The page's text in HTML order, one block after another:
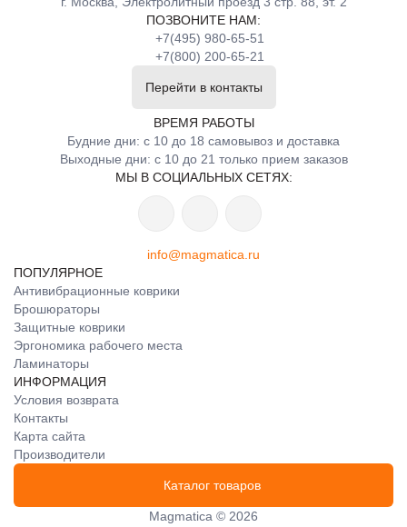
ПОЗВОНИТЕ НАМ:
+7(495) 980-65-51
+7(800) 200-65-21
Перейти в контакты
ВРЕМЯ РАБОТЫ
Будние дни: с 10 до 18 самовывоз и доставка
Выходные дни: с 10 до 21 только прием заказов
МЫ В СОЦИАЛЬНЫХ СЕТЯХ:
info@magmatica.ru
ПОПУЛЯРНОЕ
Антивибрационные коврики
Брошюраторы
Защитные коврики
Эргономика рабочего места
Ламинаторы
ИНФОРМАЦИЯ
Условия возврата
Контакты
Карта сайта
Производители
Каталог товаров
Magmatica © 2026